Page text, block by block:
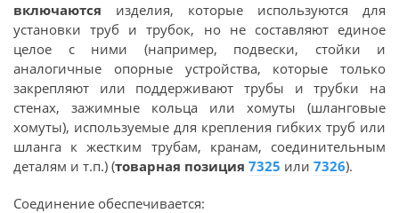
включаются изделия, которые используются для
установки труб и трубок, но не составляют единое
целое с ними (например, подвески, стойки и
аналогичные опорные устройства, которые только
закрепляют или поддерживают трубы и трубки на
стенах, зажимные кольца или хомуты (шланговые
хомуты), используемые для крепления гибких труб или
шланга к жестким трубам, кранам, соединительным
деталям и т.п.) (товарная позиция 7325 или 7326).
Соединение обеспечивается: